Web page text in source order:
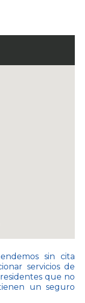
sin cita
servicios de
que no
un seguro